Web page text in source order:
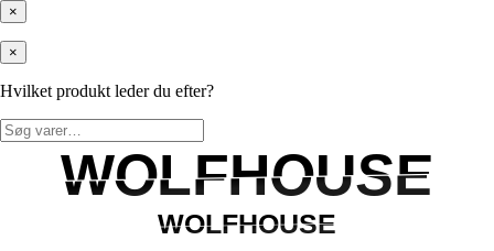
×
×
Hvilket produkt leder du efter?
Søg
efter:
WOLFHOUSE
WOLFHOUSE
WOLFHOUSE
WOLFHOUSE